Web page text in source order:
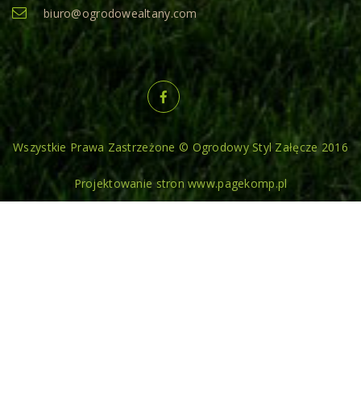
biuro@ogrodowealtany.com
Wszystkie Prawa Zastrzeżone © Ogrodowy Styl Załęcze 2016
Projektowanie stron www.pagekomp.pl